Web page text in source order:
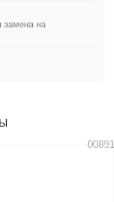
замена на